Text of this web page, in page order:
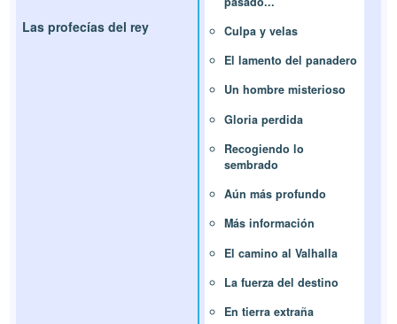
Las profecías del rey
Culpa y velas
El lamento del panadero
Un hombre misterioso
Gloria perdida
Recogiendo lo
sembrado
Aún más profundo
Más información
El camino al Valhalla
La fuerza del destino
En tierra extraña